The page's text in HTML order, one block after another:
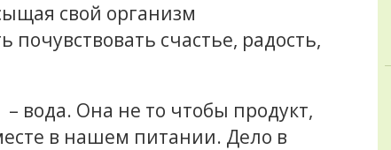
свой организм
счастье, радость,
вода. Она не то чтобы продукт,
в нашем питании. Дело в